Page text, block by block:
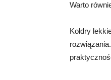
Warto
Kołdry